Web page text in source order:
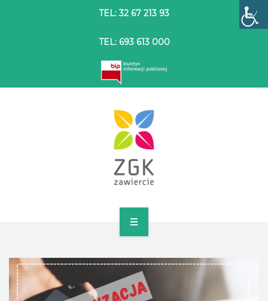
TEL: 32 67 213 93
TEL: 693 613 000
O SPÓŁCE
DLA MIESZKAŃCÓW